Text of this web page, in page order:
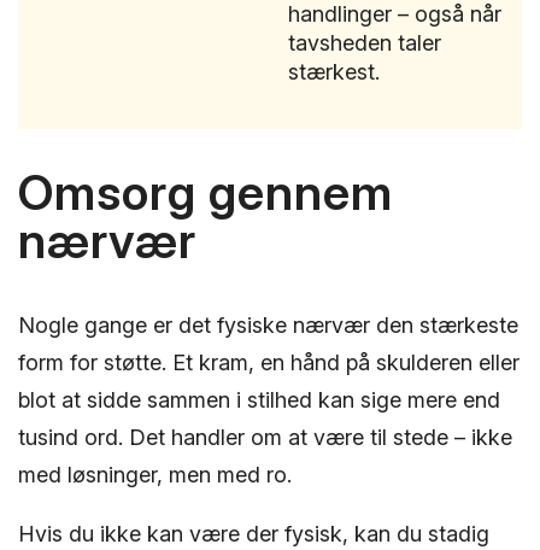
handlinger – også når
tavsheden taler
stærkest.
Omsorg gennem
nærvær
Nogle gange er det fysiske nærvær den stærkeste
form for støtte. Et kram, en hånd på skulderen eller
blot at sidde sammen i stilhed kan sige mere end
tusind ord. Det handler om at være til stede – ikke
med løsninger, men med ro.
Hvis du ikke kan være der fysisk, kan du stadig